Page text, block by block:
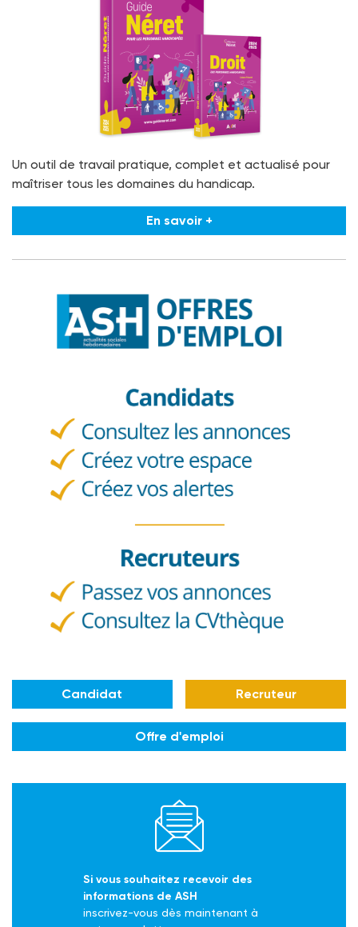
Un outil de travail pratique, complet et actualisé pour
maîtriser tous les domaines du handicap.
En savoir +
Candidat Recruteur
Offre d'emploi
Si vous souhaitez recevoir des
informations de ASH
inscrivez-vous dès maintenant à